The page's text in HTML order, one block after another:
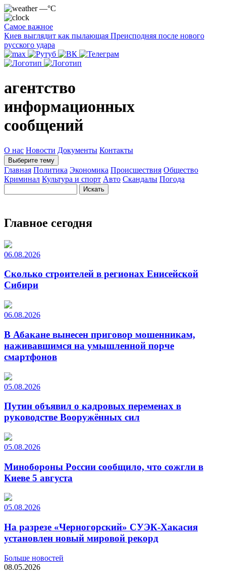
—°C
Самое важное
Киев выглядит как пылающая Преисподняя после нового
русского удара
агентство
информационных
сообщений
О нас Новости Документы Контакты
Выберите тему
Главная Политика Экономика Происшествия Общество
Криминал Культура и спорт Авто Скандалы Погода
Главное сегодня
06.08.2026
Сколько строителей в регионах Енисейской
Сибири
06.08.2026
В Абакане вынесен приговор мошенникам,
наживавшимся на умышленной порче
смартфонов
05.08.2026
Путин объявил о кадровых переменах в
руководстве Вооружённых сил
05.08.2026
Минобороны России сообщило, что сожгли в
Киеве 5 августа
05.08.2026
На разрезе «Черногорский» СУЭК-Хакасия
установлен новый мировой рекорд
Больше новостей
08.05.2026